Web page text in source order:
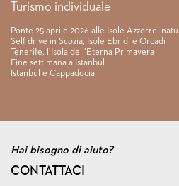
Turismo individuale
Ponte 25 aprile 2026 alle Isole Azzorre:
Self drive in Scozia, Isole Ebridi e Orcadi
Tenerife, l’Isola dell’Eterna Primavera
Fine settimana a Istanbul
Istanbul e Cappadocia
Hai bisogno di aiuto?
CONTATTACI